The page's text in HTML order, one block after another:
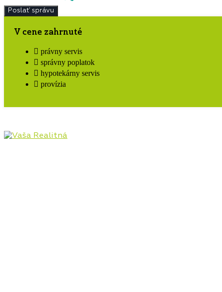
V cene zahrnuté
právny servis
správny poplatok
hypotekárny servis
provízia